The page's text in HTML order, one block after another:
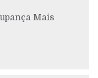
Mais